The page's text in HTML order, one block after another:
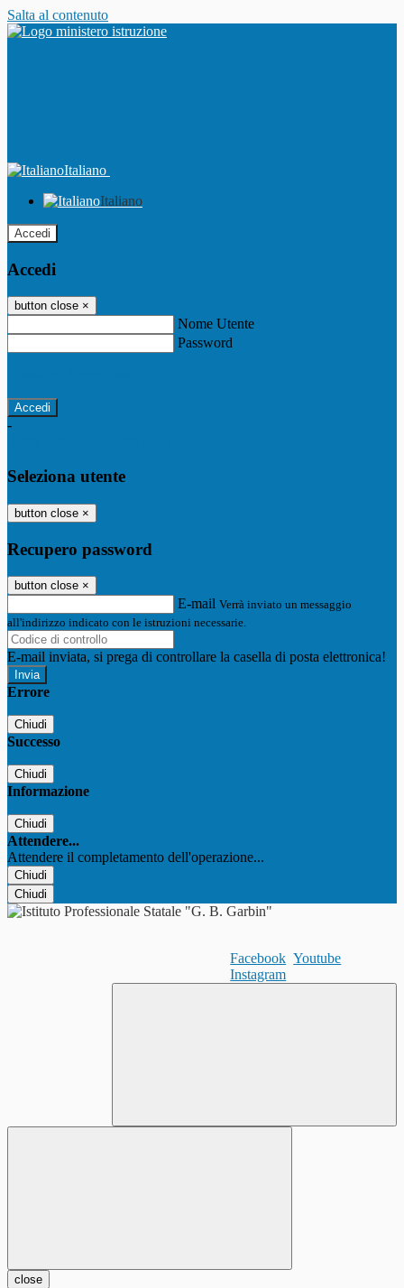
Salta al contenuto
Italiano
Italiano
Accedi
Accedi
button close ×
Nome Utente
Password
-
Seleziona utente
button close ×
Recupero password
button close ×
E-mail Verrà inviato un messaggio
all'indirizzo indicato con le istruzioni necessarie.
E-mail inviata, si prega di controllare la casella di posta elettronica!
Errore
Chiudi
Successo
Chiudi
Informazione
Chiudi
Attendere...
Attendere il completamento dell'operazione...
Chiudi
Chiudi
Facebook Youtube
Instagram
close